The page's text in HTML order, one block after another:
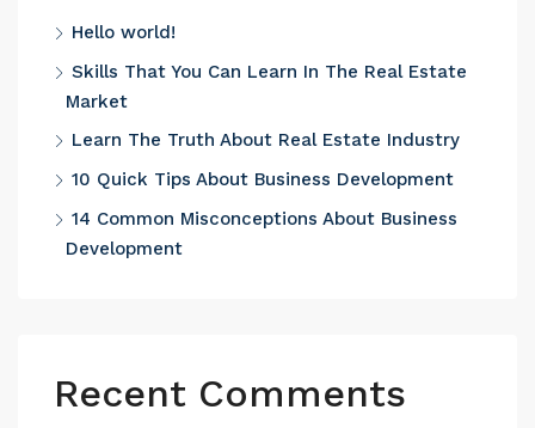
Hello world!
Skills That You Can Learn In The Real Estate
Market
Learn The Truth About Real Estate Industry
10 Quick Tips About Business Development
14 Common Misconceptions About Business
Development
Recent Comments